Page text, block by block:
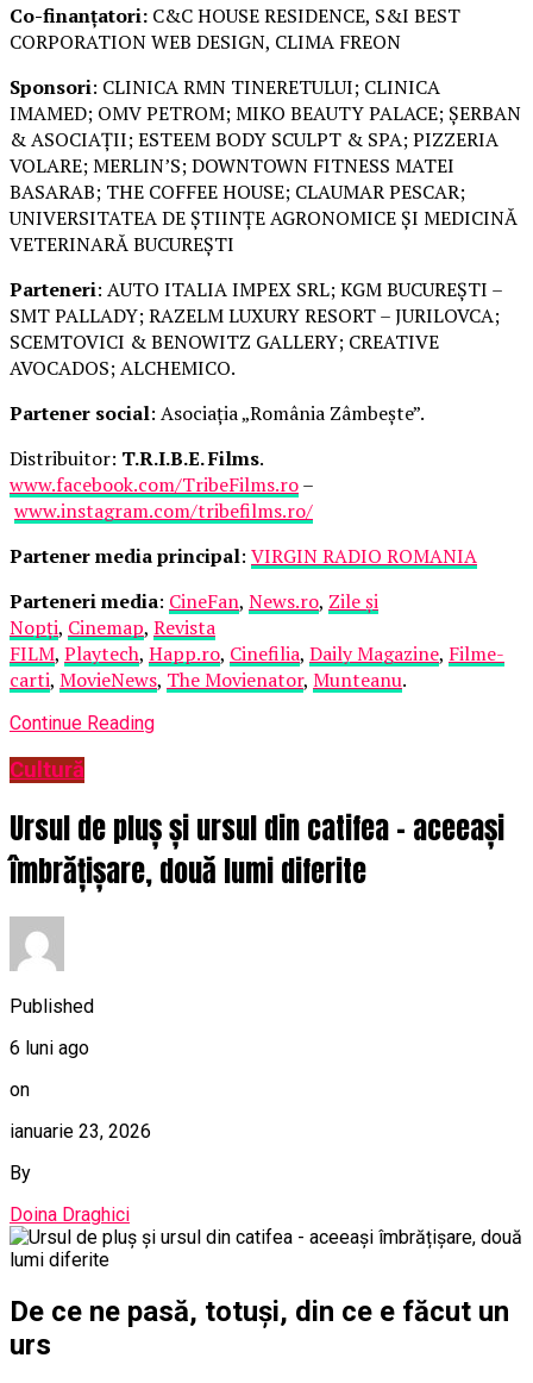
Co-finanțatori: C&C HOUSE RESIDENCE, S&I BEST
CORPORATION WEB DESIGN, CLIMA FREON
Sponsori: CLINICA RMN TINERETULUI; CLINICA
IMAMED; OMV PETROM; MIKO BEAUTY PALACE; ȘERBAN
& ASOCIAȚII; ESTEEM BODY SCULPT & SPA; PIZZERIA
VOLARE; MERLIN’S; DOWNTOWN FITNESS MATEI
BASARAB; THE COFFEE HOUSE; CLAUMAR PESCAR;
UNIVERSITATEA DE ȘTIINȚE AGRONOMICE ȘI MEDICINĂ
VETERINARĂ BUCUREȘTI
Parteneri: AUTO ITALIA IMPEX SRL; KGM BUCUREȘTI –
SMT PALLADY; RAZELM LUXURY RESORT – JURILOVCA;
SCEMTOVICI & BENOWITZ GALLERY; CREATIVE
AVOCADOS; ALCHEMICO.
Partener social: Asociația „România Zâmbește”.
Distribuitor: T.R.I.B.E. Films.
www.facebook.com/TribeFilms.ro–
www.instagram.com/tribefilms.ro/
Partener media principal: VIRGIN RADIO ROMANIA
Parteneri media: CineFan, News.ro, Zile și
Nopți, Cinemap, Revista
FILM, Playtech, Happ.ro, Cinefilia, Daily Magazine, Filme-
carti, MovieNews, The Movienator, Munteanu.
Continue Reading
Cultură
Ursul de pluș și ursul din catifea – aceeași
îmbrățișare, două lumi diferite
Published
6 luni ago
on
ianuarie 23, 2026
By
Doina Draghici
De ce ne pasă, totuși, din ce e făcut un
urs